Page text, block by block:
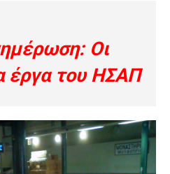
Οι
έργα του ΗΣΑΠ